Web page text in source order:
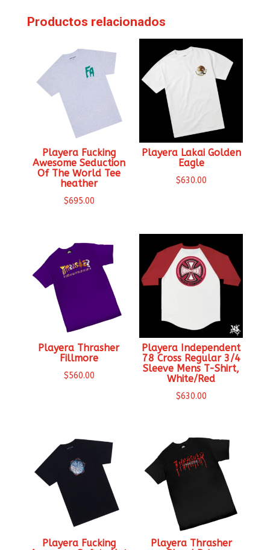
Productos relacionados
Playera Fucking
Awesome Seduction
Of The World Tee
heather
$695.00
Playera Lakai Golden
Eagle
$630.00
Playera Thrasher
Fillmore
$560.00
Playera Independent
78 Cross Regular 3/4
Sleeve Mens T-Shirt,
White/Red
$630.00
Playera Fucking
Playera Thrasher